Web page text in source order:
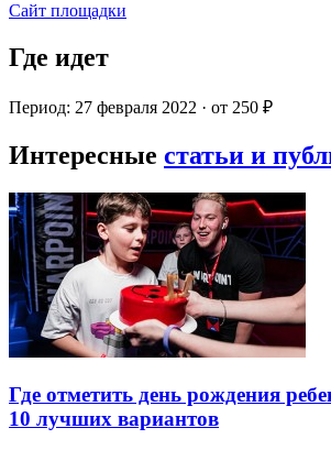
Сайт площадки
Где идет
Период: 27 февраля 2022 · от 250 ₽
Интересные статьи и
Где отметить день рождения
10 лучших вариантов